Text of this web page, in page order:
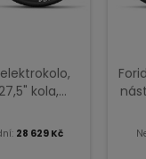
kola,
120 km
28 629 Kč